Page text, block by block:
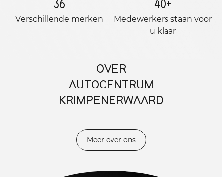
36
Verschillende merken
40+
Medewerkers staan ​​voor
u klaar
OVER
AUTOCENTRUM
KRIMPENERWAARD
Meer over ons